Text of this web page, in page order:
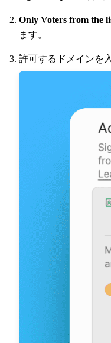
Only Voters from the
ます。
許可するドメインを